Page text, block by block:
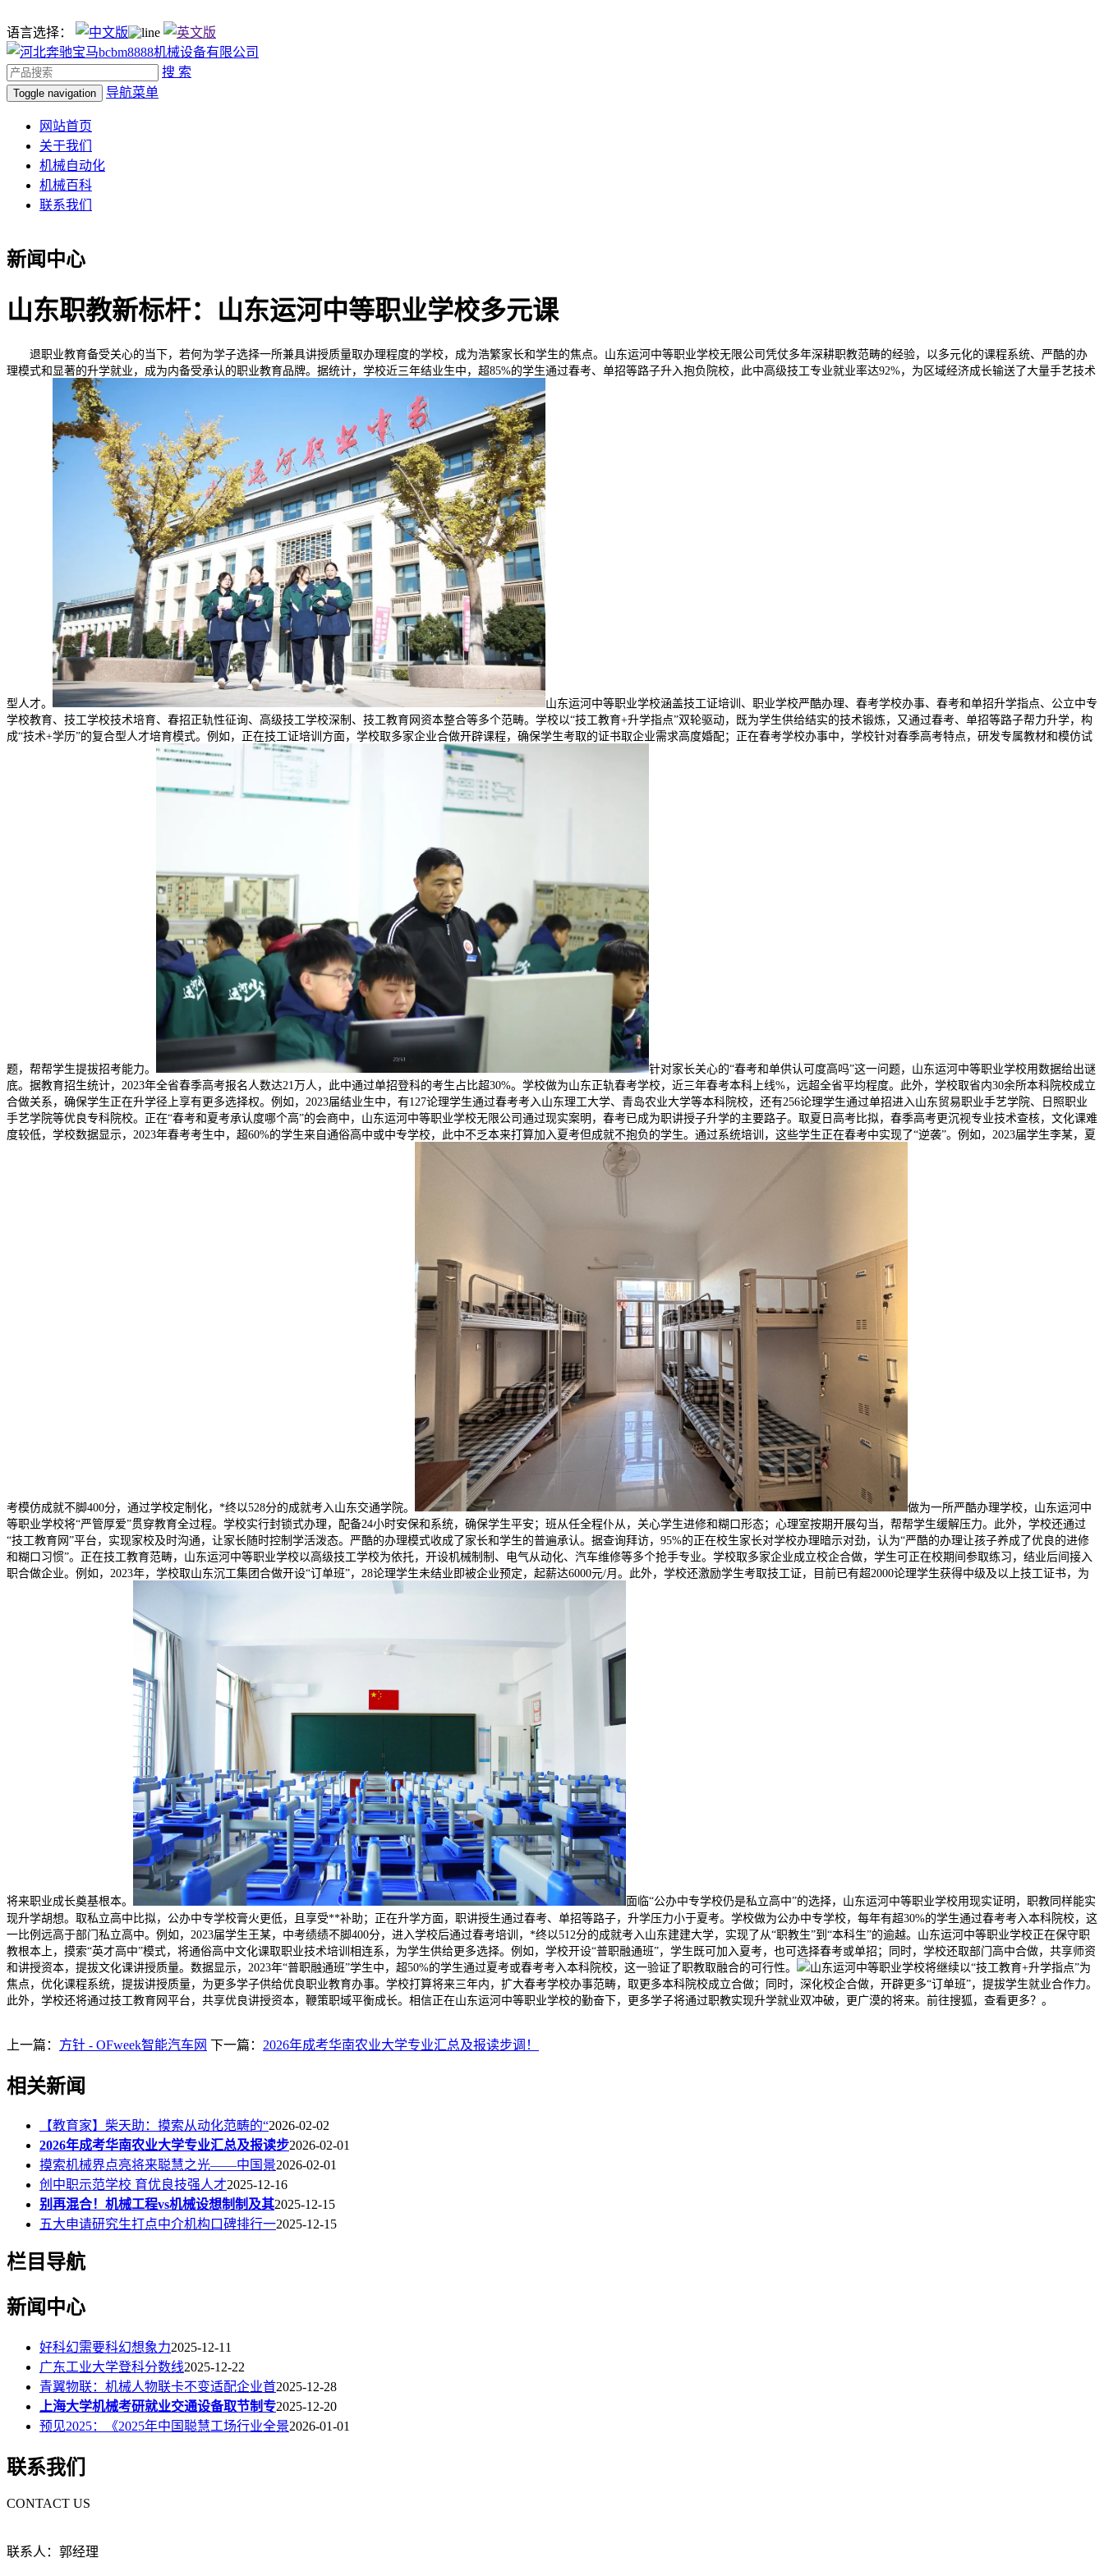
语言选择：
搜 索
Toggle navigation 导航菜单
网站首页
关于我们
机械自动化
机械百科
联系我们
新闻中心
山东职教新标杆：山东运河中等职业学校多元课
退职业教育备受关心的当下，若何为学子选择一所兼具讲授质量取办理程度的学校，成为浩繁家长和学生的焦点。山东运河中等职业学校无限公司凭仗多年深耕职教范畴的经验，以多元化的课程系统、严酷的办
理模式和显著的升学就业，成为内备受承认的职业教育品牌。据统计，学校近三年结业生中，超85%的学生通过春考、单招等路子升入抱负院校，此中高级技工专业就业率达92%，为区域经济成长输送了大量手艺技术
型人才。
山东运河中等职业学校涵盖技工证培训、职业学校严酷办理、春考学校办事、春考和单招升学指点、公立中专
学校教育、技工学校技术培育、春招正轨性征询、高级技工学校深制、技工教育网资本整合等多个范畴。学校以“技工教育+升学指点”双轮驱动，既为学生供给结实的技术锻炼，又通过春考、单招等路子帮力升学，构
成“技术+学历”的复合型人才培育模式。例如，正在技工证培训方面，学校取多家企业合做开辟课程，确保学生考取的证书取企业需求高度婚配；正在春考学校办事中，学校针对春季高考特点，研发专属教材和模仿试
题，帮帮学生提拔招考能力。
针对家长关心的“春考和单供认可度高吗”这一问题，山东运河中等职业学校用数据给出谜
底。据教育招生统计，2023年全省春季高考报名人数达21万人，此中通过单招登科的考生占比超30%。学校做为山东正轨春考学校，近三年春考本科上线%，远超全省平均程度。此外，学校取省内30余所本科院校成立
合做关系，确保学生正在升学径上享有更多选择权。例如，2023届结业生中，有127论理学生通过春考考入山东理工大学、青岛农业大学等本科院校，还有256论理学生通过单招进入山东贸易职业手艺学院、日照职业
手艺学院等优良专科院校。正在“春考和夏考承认度哪个高”的会商中，山东运河中等职业学校无限公司通过现实案明，春考已成为职讲授子升学的主要路子。取夏日高考比拟，春季高考更沉视专业技术查核，文化课难
度较低，学校数据显示，2023年春考考生中，超60%的学生来自通俗高中或中专学校，此中不乏本来打算加入夏考但成就不抱负的学生。通过系统培训，这些学生正在春考中实现了“逆袭”。例如，2023届学生李某，夏
考模仿成就不脚400分，通过学校定制化，*终以528分的成就考入山东交通学院。
做为一所严酷办理学校，山东运河中
等职业学校将“严管厚爱”贯穿教育全过程。学校实行封锁式办理，配备24小时安保和系统，确保学生平安；班从任全程仆从，关心学生进修和糊口形态；心理室按期开展勾当，帮帮学生缓解压力。此外，学校还通过
“技工教育网”平台，实现家校及时沟通，让家长随时控制学活泼态。严酷的办理模式收成了家长和学生的普遍承认。据查询拜访，95%的正在校生家长对学校办理暗示对劲，认为“严酷的办理让孩子养成了优良的进修
和糊口习惯”。正在技工教育范畴，山东运河中等职业学校以高级技工学校为依托，开设机械制制、电气从动化、汽车维修等多个抢手专业。学校取多家企业成立校企合做，学生可正在校期间参取练习，结业后间接入
职合做企业。例如，2023年，学校取山东沉工集团合做开设“订单班”，28论理学生未结业即被企业预定，起薪达6000元/月。此外，学校还激励学生考取技工证，目前已有超2000论理学生获得中级及以上技工证书，为
将来职业成长奠基根本。
面临“公办中专学校仍是私立高中”的选择，山东运河中等职业学校用现实证明，职教同样能实
现升学胡想。取私立高中比拟，公办中专学校膏火更低，且享受**补助；正在升学方面，职讲授生通过春考、单招等路子，升学压力小于夏考。学校做为公办中专学校，每年有超30%的学生通过春考考入本科院校，这
一比例远高于部门私立高中。例如，2023届学生王某，中考绩绩不脚400分，进入学校后通过春考培训，*终以512分的成就考入山东建建大学，实现了从“职教生”到“本科生”的逾越。山东运河中等职业学校正在保守职
教根本上，摸索“英才高中”模式，将通俗高中文化课取职业技术培训相连系，为学生供给更多选择。例如，学校开设“普职融通班”，学生既可加入夏考，也可选择春考或单招；同时，学校还取部门高中合做，共享师资
和讲授资本，提拔文化课讲授质量。数据显示，2023年“普职融通班”学生中，超50%的学生通过夏考或春考考入本科院校，这一验证了职教取融合的可行性。
山东运河中等职业学校将继续以“技工教育+升学指点”为
焦点，优化课程系统，提拔讲授质量，为更多学子供给优良职业教育办事。学校打算将来三年内，扩大春考学校办事范畴，取更多本科院校成立合做；同时，深化校企合做，开辟更多“订单班”，提拔学生就业合作力。
此外，学校还将通过技工教育网平台，共享优良讲授资本，鞭策职域平衡成长。相信正在山东运河中等职业学校的勤奋下，更多学子将通过职教实现升学就业双冲破，更广漠的将来。前往搜狐，查看更多？。
上一篇： 方针 - OFweek智能汽车网 下一篇： 2026年成考华南农业大学专业汇总及报读步调！
相关新闻
【教育家】柴天助：摸索从动化范畴的“2026-02-02
2026年成考华南农业大学专业汇总及报读步2026-02-01
摸索机械界点亮将来聪慧之光——中国景2026-02-01
创中职示范学校 育优良技强人才2025-12-16
别再混合！机械工程vs机械设想制制及其2025-12-15
五大申请研究生打点中介机构口碑排行一2025-12-15
栏目导航
新闻中心
好科幻需要科幻想象力2025-12-11
广东工业大学登科分数线2025-12-22
青翼物联：机械人物联卡不变适配企业首2025-12-28
上海大学机械考研就业交通设备取节制专2025-12-20
预见2025：《2025年中国聪慧工场行业全景2026-01-01
联系我们
CONTACT US
联系人：郭经理